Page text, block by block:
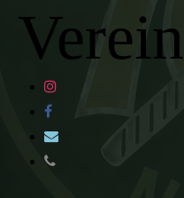
Verein